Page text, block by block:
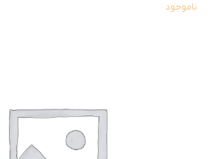
ناموجود